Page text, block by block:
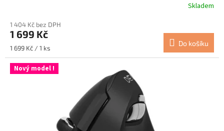
produktu
je
5,0
5
hvězdiček.
Skladem
1 404 Kč bez DPH
1 699 Kč
Měrná
cena:
1 699 Kč / 1 ks
Do košíku
Nový model !